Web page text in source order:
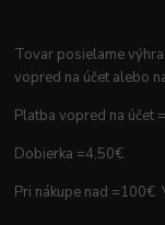
Tovar posielame
vopred na účet alebo
Platba vopred na účet
Dobierka =4,50€
Pri nákupe nad =100€